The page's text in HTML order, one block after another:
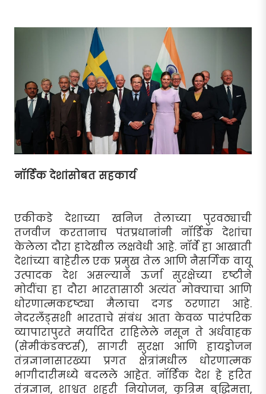
नॉर्डिक देशांसोबत सहकार्य
एकीकडे देशाच्या खनिज तेलाच्या पुरवठ्याची
तजवीज करतानाच पंतप्रधानांनी नॉर्डिक देशांचा
केलेला दौरा हादेखील लक्षवेधी आहे. नॉर्वे हा आखाती
देशांच्या बाहेरील एक प्रमुख तेल आणि नैसर्गिक वायू
उत्पादक देश असल्याने ऊर्जा सुरक्षेच्या दृष्टीने
मोदींचा हा दौरा भारतासाठी अत्यंत मोक्याचा आणि
धोरणात्मकदृष्ट्या मैलाचा दगड ठरणारा आहे.
नेदरलँड्सशी भारताचे संबंध आता केवळ पारंपरिक
व्यापारापुरते मर्यादित राहिलेले नसून ते अर्धवाहक
(सेमीकंडक्टर्स), सागरी सुरक्षा आणि हायड्रोजन
तंत्रज्ञानासारख्या प्रगत क्षेत्रांमधील धोरणात्मक
भागीदारीमध्ये बदलले आहेत. नॉर्डिक देश हे हरित
तंत्रज्ञान, शाश्वत शहरी नियोजन, कृत्रिम बुद्धिमत्ता,